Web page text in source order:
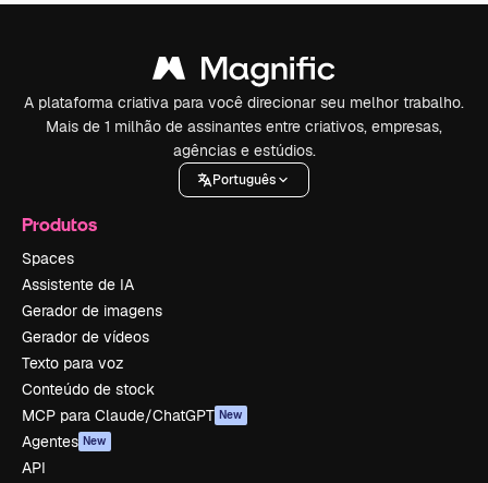
A plataforma criativa para você direcionar seu melhor trabalho.
Mais de 1 milhão de assinantes entre criativos, empresas,
agências e estúdios.
Português
Produtos
Spaces
Assistente de IA
Gerador de imagens
Gerador de vídeos
Texto para voz
Conteúdo de stock
MCP para Claude/ChatGPT New
Agentes New
API